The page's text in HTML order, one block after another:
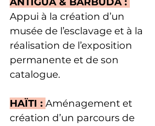
Appui à la création d’un
musée de l’esclavage et à la
réalisation de l’exposition
permanente et de son
catalogue.
HAÏTI : Aménagement et
création d’un parcours de